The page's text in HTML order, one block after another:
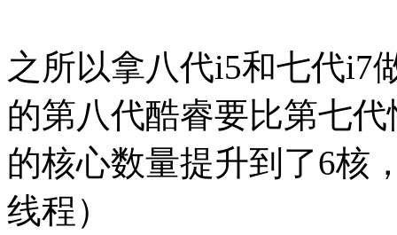
之所以拿八代i5和七代i7
的第八代酷睿要比第七
的核心数量提升到了6核
线程）